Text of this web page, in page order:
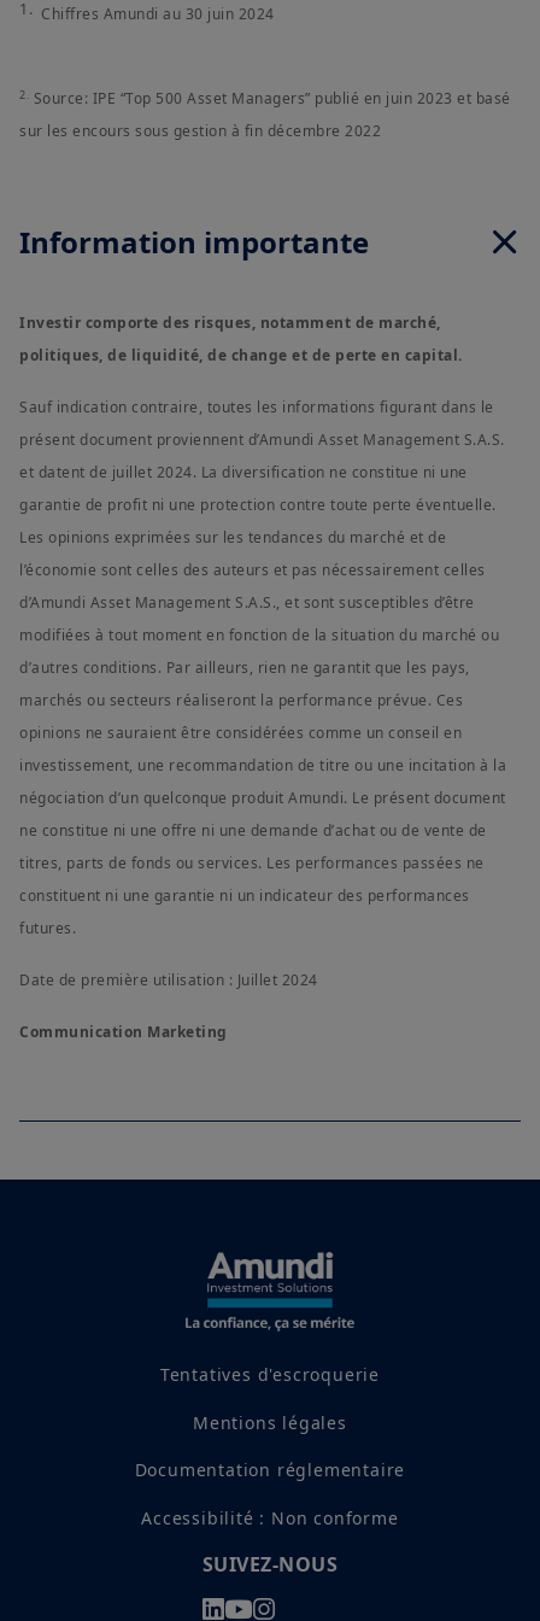
1. Chiffres Amundi au 30 juin 2024
2. Source: IPE “Top 500 Asset Managers” publié en juin 2023 et basé
sur les encours sous gestion à fin décembre 2022
Information importante
Investir comporte des risques, notamment de marché,
politiques, de liquidité, de change et de perte en capital.
Sauf indication contraire, toutes les informations figurant dans le
présent document proviennent d’Amundi Asset Management S.A.S.
et datent de juillet 2024. La diversification ne constitue ni une
garantie de profit ni une protection contre toute perte éventuelle.
Les opinions exprimées sur les tendances du marché et de
l’économie sont celles des auteurs et pas nécessairement celles
d’Amundi Asset Management S.A.S., et sont susceptibles d’être
modifiées à tout moment en fonction de la situation du marché ou
d’autres conditions. Par ailleurs, rien ne garantit que les pays,
marchés ou secteurs réaliseront la performance prévue. Ces
opinions ne sauraient être considérées comme un conseil en
investissement, une recommandation de titre ou une incitation à la
négociation d’un quelconque produit Amundi. Le présent document
ne constitue ni une offre ni une demande d’achat ou de vente de
titres, parts de fonds ou services. Les performances passées ne
constituent ni une garantie ni un indicateur des performances
futures.
Date de première utilisation : Juillet 2024
Communication Marketing
Tentatives d'escroquerie
Mentions légales
Documentation réglementaire
Accessibilité : Non conforme
SUIVEZ-NOUS